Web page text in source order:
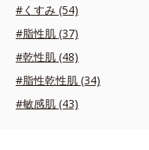
#くすみ (54)
#脂性肌 (37)
#乾性肌 (48)
#脂性乾性肌 (34)
#敏感肌 (43)